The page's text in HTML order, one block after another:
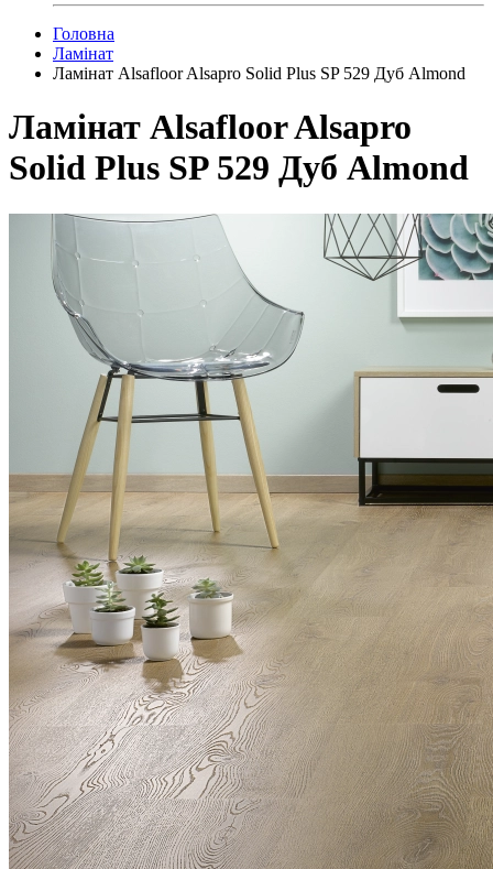
Головна
Ламінат
Ламінат Alsafloor Alsapro Solid Plus SP 529 Дуб Almond
Ламінат Alsafloor Alsapro
Solid Plus SP 529 Дуб Almond